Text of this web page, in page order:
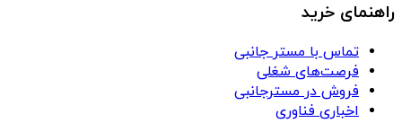
راهنمای خرید
تماس با مستر جانبی
فرصت‌های شغلی
فروش در مسترجانبی
اخباری فناوری